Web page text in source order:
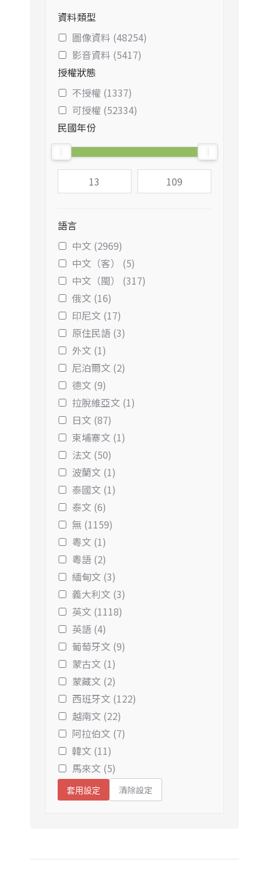
資料類型
圖像資料 (48254)
影音資料 (5417)
授權狀態
不授權 (1337)
可授權 (52334)
民國年份
語言
中文 (2969)
中文（客） (5)
中文（閩） (317)
俄文 (16)
印尼文 (17)
原住民語 (3)
外文 (1)
尼泊爾文 (2)
德文 (9)
拉脫維亞文 (1)
日文 (87)
柬埔寨文 (1)
法文 (50)
波蘭文 (1)
泰國文 (1)
泰文 (6)
無 (1159)
粵文 (1)
粵語 (2)
緬甸文 (3)
義大利文 (3)
英文 (1118)
英語 (4)
葡萄牙文 (9)
蒙古文 (1)
蒙藏文 (2)
西班牙文 (122)
越南文 (22)
阿拉伯文 (7)
韓文 (11)
馬來文 (5)
套用設定 清除設定